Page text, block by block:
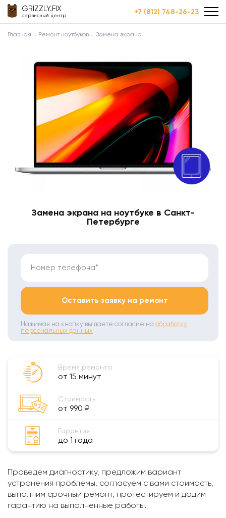
GRIZZLY.FIX
сервисный центр +7 (812) 748-26-23
Главная Ремонт ноутбуков Замена экрана
Замена экрана на ноутбуке в Санкт-
Петербурге
Номер телефона*
Оставить заявку на ремонт
Нажимая на кнопку вы даете согласие на обработку
персональных данных
Время ремонта
от 15 минут
Стоимость
от 990 ₽
Гарантия
до 1 года
Проведем диагностику, предложим вариант
устранения проблемы, согласуем с вами стоимость,
выполним срочный ремонт, протестируем и дадим
гарантию на выполненные работы.